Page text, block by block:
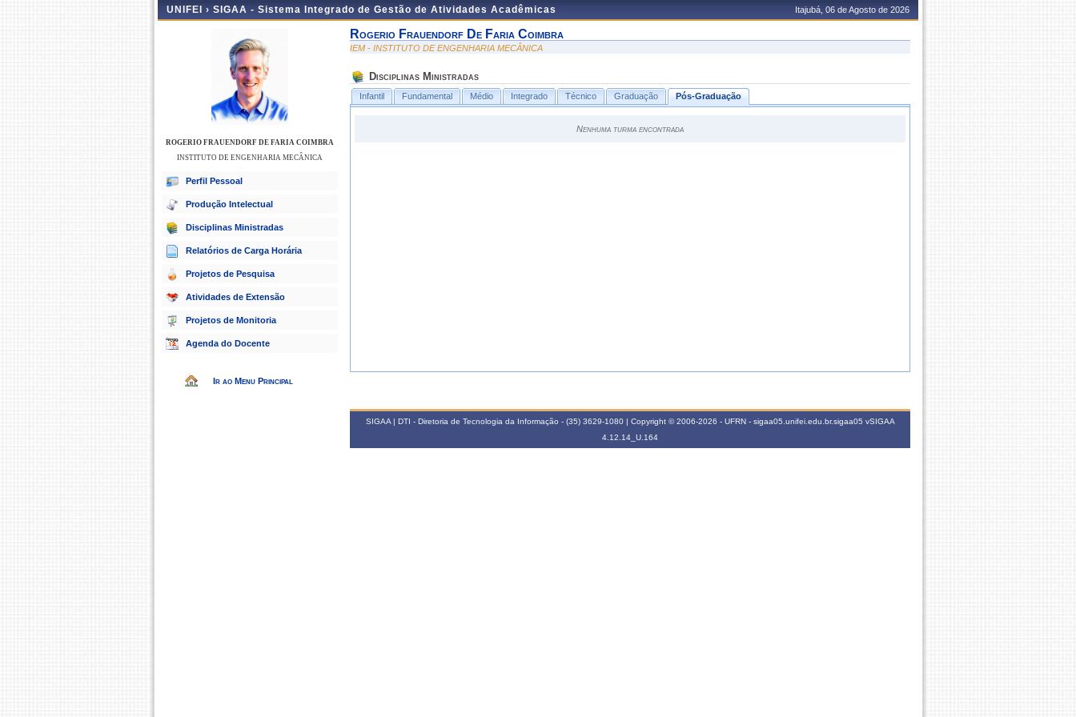
UNIFEI › SIGAA - Sistema Integrado de Gestão de Atividades Acadêmicas Itajubá, 06 de Agosto de 2026
ROGERIO FRAUENDORF DE FARIA COIMBRA
INSTITUTO DE ENGENHARIA MECÂNICA
Perfil Pessoal
Produção Intelectual
Disciplinas Ministradas
Relatórios de Carga Horária
Projetos de Pesquisa
Atividades de Extensão
Projetos de Monitoria
Agenda do Docente
Ir ao Menu Principal
Rogerio Frauendorf De Faria Coimbra
IEM - INSTITUTO DE ENGENHARIA MECÂNICA
Disciplinas Ministradas
Infantil Fundamental Médio Integrado Técnico Graduação Pós-Graduação
Nenhuma turma encontrada
SIGAA | DTI - Diretoria de Tecnologia da Informação - (35) 3629-1080 | Copyright © 2006-2026 - UFRN - sigaa05.unifei.edu.br.sigaa05 vSIGAA
4.12.14_U.164